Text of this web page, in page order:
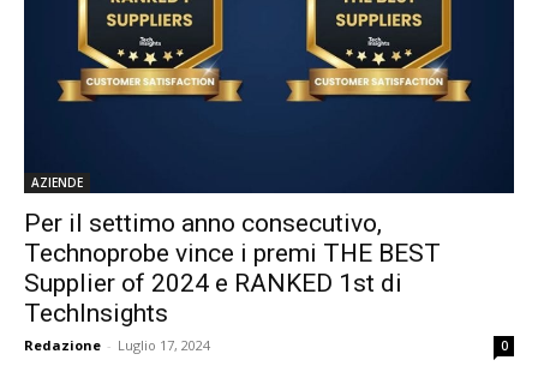
AZIENDE
Per il settimo anno consecutivo,
Technoprobe vince i premi THE BEST
Supplier of 2024 e RANKED 1st di
TechInsights
Redazione - Luglio 17, 2024 0